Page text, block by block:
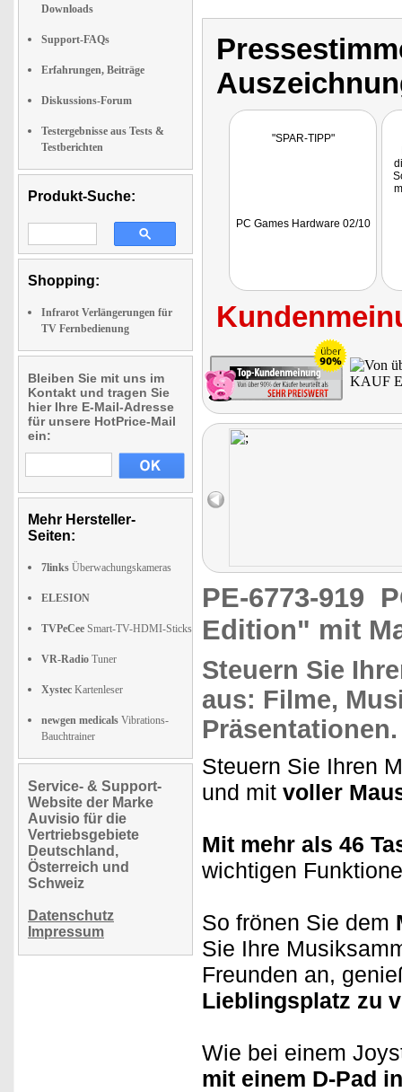
Downloads
Support-FAQs
Erfahrungen, Beiträge
Diskussions-Forum
Testergebnisse aus Tests &
Testberichten
Produkt-Suche:
Shopping:
Infrarot Verlängerungen für
TV Fernbedienung
Bleiben Sie mit uns im
Kontakt und tragen Sie
hier Ihre E-Mail-Adresse
für unsere HotPrice-Mail
ein:
Mehr Hersteller-
Seiten:
7links Überwachungskameras
ELESION
TVPeCee Smart-TV-HDMI-Sticks
VR-Radio Tuner
Xystec Kartenleser
newgen medicals Vibrations-
Bauchtrainer
Service- & Support-
Website der Marke
Auvisio für die
Vertriebsgebiete
Deutschland,
Österreich und
Schweiz
Datenschutz
Impressum
"SPAR-TIPP"
PC Games Hardware 02/10
PE-6773-919
Edition" mit
Steuern Sie
aus: Filme,
Präsentationen.
Steuern Sie Ihren
und mit voller
Mit mehr als 46
wichtigen
So frönen Sie dem
Sie Ihre
Freunden an,
Lieblingsplatz zu
Wie bei einem
mit einem D-Pad